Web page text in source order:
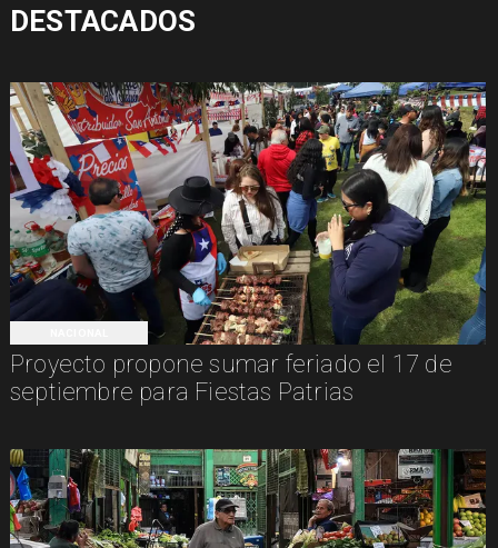
Proyecto propone sumar feriado el 17 de
septiembre para Fiestas Patrias
DESTACADOS